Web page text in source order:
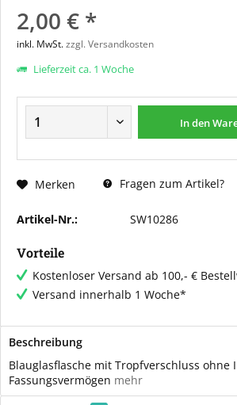
2,00 € *
inkl. MwSt.zzgl. Versandkosten
Lieferzeit ca. 1 Woche
In den
Merken Fragen zum Artikel?
Artikel-Nr.: SW10286
Vorteile
Kostenloser Versand ab 100,- €
Versand innerhalb 1 Woche*
Beschreibung
Blauglasflasche mit Tropfverschluss ohne
Fassungsvermögen mehr